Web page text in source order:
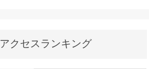
アクセスランキング